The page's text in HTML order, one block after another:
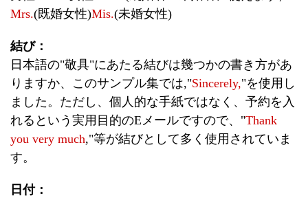
Mrs.(既婚女性)Mis.(未婚女性)
結び：
日本語の"敬具"にあたる結びは幾つかの書き方があ
りますか、このサンプル集では,"Sincerely,"を使用し
ました。ただし、個人的な手紙ではなく、予約を入
れるという実用目的のEメールですので、"Thank
you very much,"等が結びとして多く使用されていま
す。
日付：